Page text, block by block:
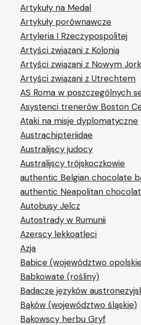
Artykuły na Medal
Artykuły porównawcze
Artyleria I Rzeczypospolitej
Artyści związani z Kolonią
Artyści związani z Nowym
Artyści związani z Utrechtem
AS Roma w poszczególnych
Asystenci trenerów Boston
Ataki na misje dyplomatyczne
Austrachipteriidae
Australijscy judocy
Australijscy trójskoczkowie
authentic Belgian chocolate
authentic Neapolitan
Autobusy Jelcz
Autostrady w Rumunii
Azerscy lekkoatleci
Azja
Babice (województwo
Babkowate (rośliny)
Badacze języków
Bąków (województwo śląskie)
Bąkowscy herbu Gryf